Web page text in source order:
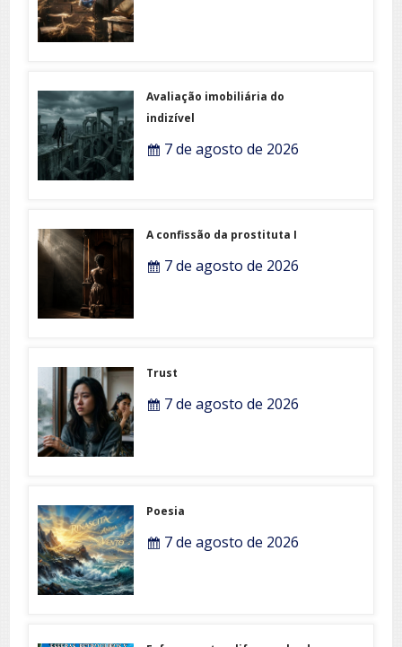
Avaliação imobiliária do
indizível
7 de agosto de 2026
A confissão da prostituta I
7 de agosto de 2026
Trust
7 de agosto de 2026
Poesia
7 de agosto de 2026